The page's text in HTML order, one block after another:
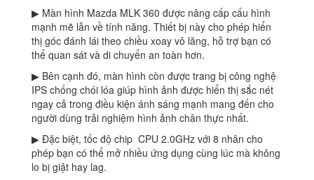
▶ Màn hình Mazda MLK 360 được nâng cấp cấu hình
mạnh mẽ lẫn về tính năng. Thiết bị này cho phép hiển
thị góc đánh lái theo chiều xoay vô lăng, hỗ trợ bạn có
thể quan sát và di chuyển an toàn hơn.
▶ Bên cạnh đó, màn hình còn được trang bị công nghệ
IPS chống chói lóa giúp hình ảnh được hiển thị sắc nét
ngay cả trong điều kiện ánh sáng mạnh mang đến cho
người dùng trải nghiệm hình ảnh chân thực nhất.
▶ Đặc biệt, tốc độ chip CPU 2.0GHz với 8 nhân cho
phép bạn có thể mở nhiều ứng dụng cùng lúc mà không
lo bị giật hay lag.